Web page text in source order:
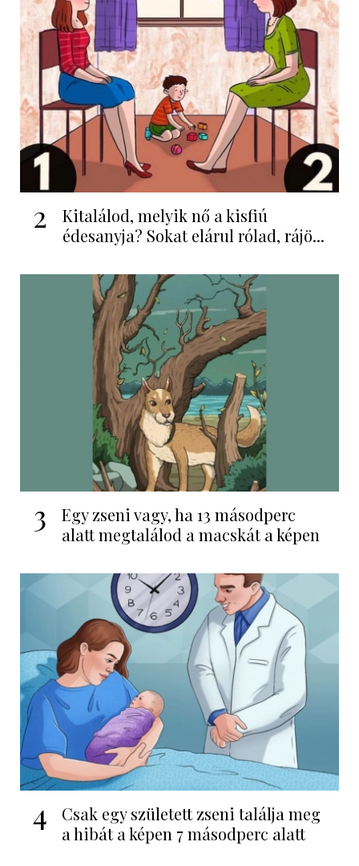
2
Kitalálod, melyik nő a kisfiú
édesanyja? Sokat elárul rólad, rájö...
3
Egy zseni vagy, ha 13 másodperc
alatt megtalálod a macskát a képen
4
Csak egy született zseni találja meg
a hibát a képen 7 másodperc alatt